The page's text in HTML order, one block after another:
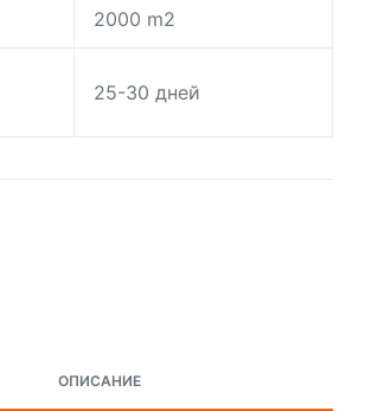
2000 m2
25-30 дней
ОПИСАНИЕ